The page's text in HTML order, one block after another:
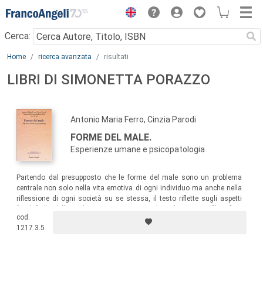
Menu
Cerca:
Main content
Home ricerca avanzata risultati
LIBRI DI SIMONETTA PORAZZO
Antonio Maria Ferro, Cinzia Parodi
FORME DEL MALE.
Esperienze umane e psicopatologia
Partendo dal presupposto che le forme del male sono un problema
centrale non solo nella vita emotiva di ogni individuo ma anche nella
riflessione di ogni società su se stessa, il testo riflette sugli aspetti
psicoanalitica, sociologica e psichiatrica si integrano offrendo una
lettura molteplice del “male”, o meglio delle forme dei “mali”.
cod.
1217.3.5